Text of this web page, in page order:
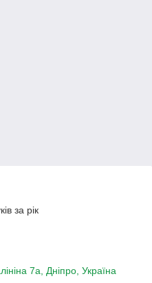
за рік
7а, Дніпро, Україна